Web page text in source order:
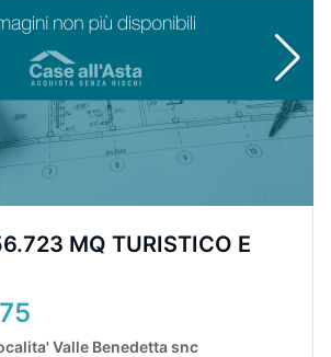
MQ TURISTICO E
Valle Benedetta snc